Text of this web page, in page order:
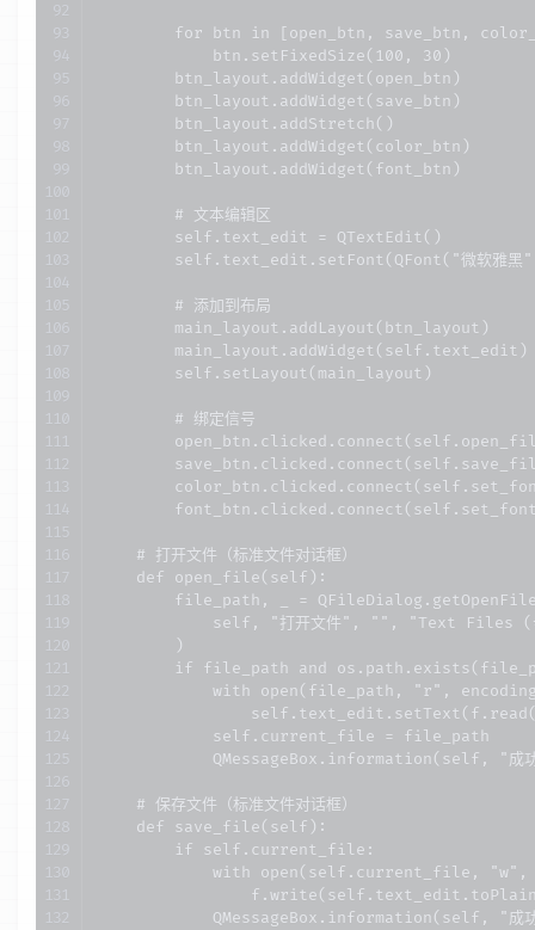
for btn in [open_btn, save_btn,
            btn.setFixedSize(100, 30)
        btn_layout.addWidget(open_btn)
        btn_layout.addWidget(save_btn)
        btn_layout.addStretch()
        btn_layout.addWidget(color_btn)
        btn_layout.addWidget(font_btn)
        # 文本编辑区
        self.text_edit = QTextEdit()
self.text_edit.setFont(QFont("微软雅黑
        # 添加到布局
        main_layout.addLayout(btn_layout)
        main_layout.addWidget(self.text_edit)
        self.setLayout(main_layout)
        # 绑定信号
    # 打开文件（标准文件对话框）
    def open_file(self):
file_path, _ =
self, "打开文件", "", "Text Files
        )
if file_path and
with open(file_path, "r",
            self.current_file = file_path
QMessageBox.information(self, "成
    # 保存文件（标准文件对话框）
    def save_file(self):
        if self.current_file:
with open(self.current_file,
QMessageBox.information(self, "成功